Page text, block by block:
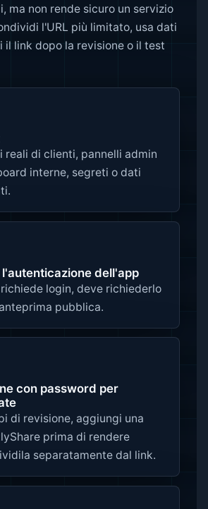
ma non rende sicuro un servizio
l'URL più limitato, usa dati
link dopo la revisione o il test
reali di clienti, pannelli admin
interne, segreti o dati
dell'app
login, deve richiederlo
pubblica.
con password per
di revisione, aggiungi una
prima di rendere
separatamente dal link.